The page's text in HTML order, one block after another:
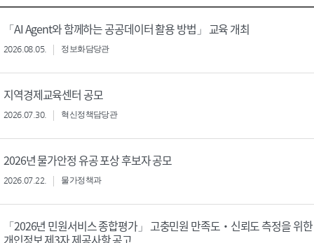
「AI Agent와 함께하는 공공데이터 활용 방법」 교육 개최
2026.08.05. 정보화담당관
지역경제교육센터 공모
2026.07.30. 혁신정책담당관
2026년 물가안정 유공 포상 후보자 공모
2026.07.22. 물가정책과
「2026년 민원서비스 종합평가」 고충민원 만족도‧신뢰도 측정을 위한